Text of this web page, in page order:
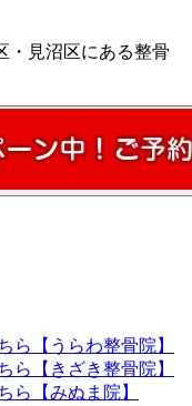
・見沼区にある整骨